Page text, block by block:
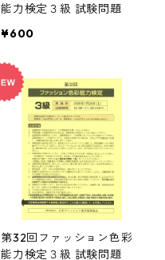
能力検定３級 試験問題
¥600
第32回ファッション色彩
能力検定３級 試験問題